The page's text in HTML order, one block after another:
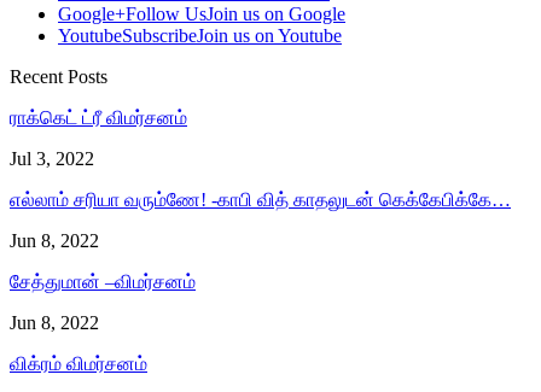
Google+Follow UsJoin us on Google
YoutubeSubscribeJoin us on Youtube
Recent Posts
ராக்கெட் ட்ரீ விமர்சனம்
Jul 3, 2022
எல்லாம் சரியா வரும்ணே! -காபி வித் காதலுடன் கெக்கேபிக்கே…
Jun 8, 2022
சேத்துமான் –விமர்சனம்
Jun 8, 2022
விக்ரம் விமர்சனம்